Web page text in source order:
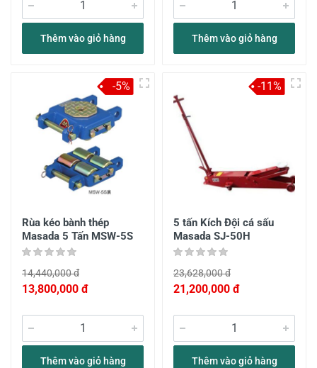
Thêm vào giỏ hàng Thêm vào giỏ hàng
Rùa kéo bành thép
Masada 5 Tấn MSW-5S
14,440,000 đ
13,800,000 đ
Thêm vào giỏ hàng
-5%
5 tấn Kích Đội cá sấu
Masada SJ-50H
23,628,000 đ
21,200,000 đ
Thêm vào giỏ hàng
-11%